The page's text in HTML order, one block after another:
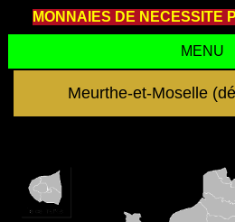
MONNAIES DE NECESSITE
MENU
Meurthe-et-Moselle